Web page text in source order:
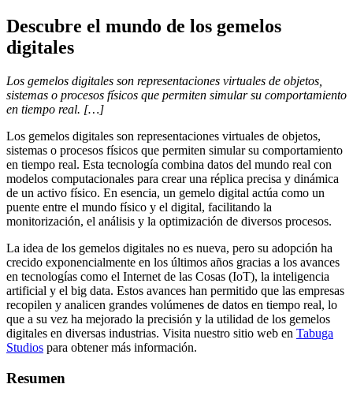
Descubre el mundo de los gemelos
digitales
Los gemelos digitales son representaciones virtuales de objetos,
sistemas o procesos físicos que permiten simular su comportamiento
en tiempo real. […]
Los gemelos digitales son representaciones virtuales de objetos,
sistemas o procesos físicos que permiten simular su comportamiento
en tiempo real. Esta tecnología combina datos del mundo real con
modelos computacionales para crear una réplica precisa y dinámica
de un activo físico. En esencia, un gemelo digital actúa como un
puente entre el mundo físico y el digital, facilitando la
monitorización, el análisis y la optimización de diversos procesos.
La idea de los gemelos digitales no es nueva, pero su adopción ha
crecido exponencialmente en los últimos años gracias a los avances
en tecnologías como el Internet de las Cosas (IoT), la inteligencia
artificial y el big data. Estos avances han permitido que las empresas
recopilen y analicen grandes volúmenes de datos en tiempo real, lo
que a su vez ha mejorado la precisión y la utilidad de los gemelos
digitales en diversas industrias. Visita nuestro sitio web en Tabuga
Studios para obtener más información.
Resumen